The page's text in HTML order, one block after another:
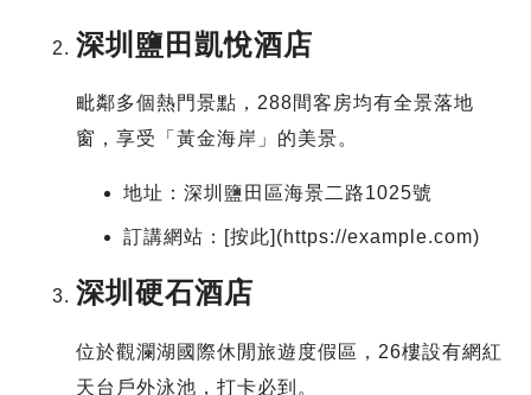
深圳鹽田凱悅酒店
毗鄰多個熱門景點，288間客房均有全景落地
窗，享受「黃金海岸」的美景。
地址：深圳鹽田區海景二路1025號
訂講網站：[按此](https://example.com)
深圳硬石酒店
位於觀瀾湖國際休閒旅遊度假區，26樓設有網紅
天台戶外泳池，打卡必到。